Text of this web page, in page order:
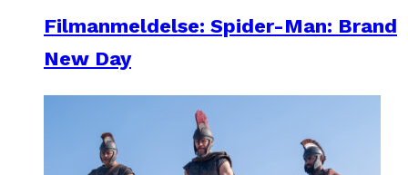
Filmanmeldelse: Spider-Man: Brand
New Day